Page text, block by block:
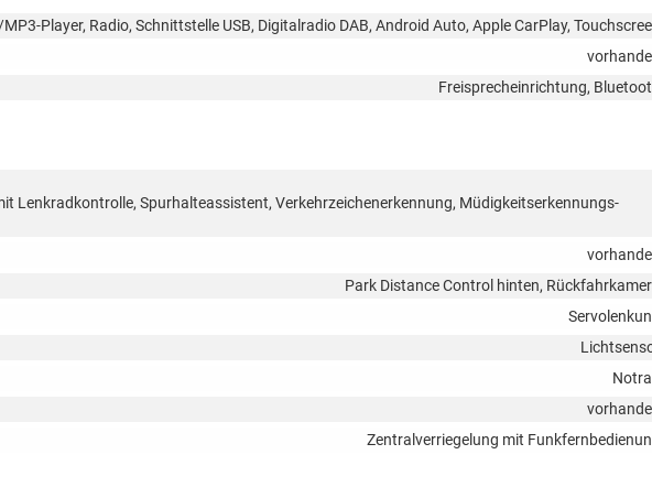
Player, Radio, Schnittstelle USB, Digitalradio DAB, Android Auto, Apple CarPlay,
Freisprecheinrichtung,
Lenkradkontrolle, Spurhalteassistent, Verkehrzeichenerkennung, Müdigkeitserkennungs-
Park Distance Control hinten,
Zentralverriegelung mit